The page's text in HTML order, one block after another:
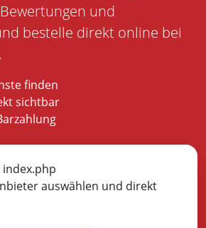
und
bestelle direkt online bei
finden
sichtbar
auswählen und direkt